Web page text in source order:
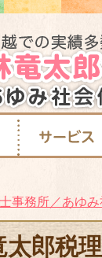
事務所／あゆ
太郎税